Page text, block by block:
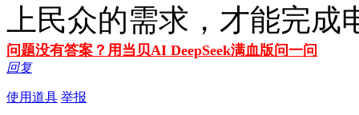
上民众的需求，才能完
问题没有答案？用当贝AI DeepSeek满血版问一问
回复
使用道具 举报